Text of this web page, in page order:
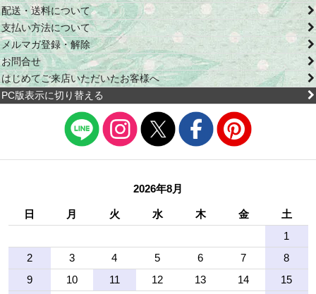
配送・送料について
支払い方法について
メルマガ登録・解除
お問合せ
はじめてご来店いただいたお客様へ
PC版表示に切り替える
2026年8月
日 月 火 水 木 金
土
1
2
3 4 5 6 7
8
9
10 11 12 13 14
15